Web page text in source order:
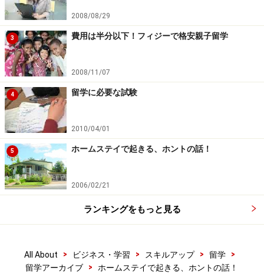
●ごはんがすごいまずい。味がない。でも残したら美味
しくないと思わせて悪いから、頑張って食べるけど。
（カズミ 18歳）
ホームステイでは、自分の意見をハッキリいうのがコミュ
ニケーションのポイント
→頑張って食べなくていいです。「私にとっては味が薄
いのでソース（ケチャップ）をとって下さい」という
か、自分で醤油を用意して使っても、気を悪くするオー
ジーはいません。苦手な物は苦手と言わないと分かり合
えないでしょう。
キングとサッカーって書いてあったのに、いざ来て見た
2008/08/29
3 費用は半分以下！フィジーで格安親子留学
2008/11/07
4 留学に必要な試験
2010/04/01
5 ホームステイで起きる、ホントの話！
2006/02/21
ランキングをもっと見る
All About > ビジネス・学習 > スキルアップ > 留学
>
留学アーカイブ
> ホームステイで起きる、ホントの話！